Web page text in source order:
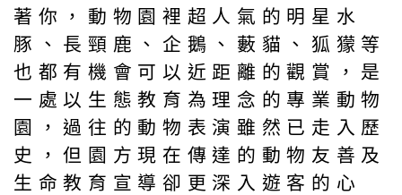
著你，動物園裡超人氣的明星水
豚、長頸鹿、企鵝、藪貓、狐獴等
也都有機會可以近距離的觀賞，是
一處以生態教育為理念的專業動物
園，過往的動物表演雖然已走入歷
史，但園方現在傳達的動物友善及
生命教育宣導卻更深入遊客的心